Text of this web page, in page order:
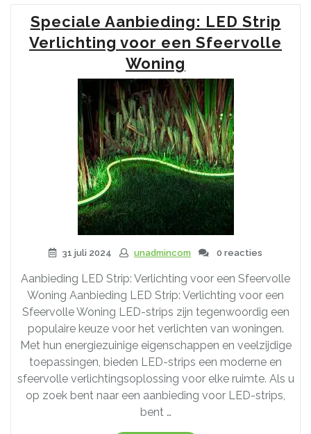
Hue
LED
Strip
voor
Sfeervolle
Verlichting
in
Huis”
Speciale Aanbieding: LED Strip
Verlichting voor een Sfeervolle
Woning
31 juli 2024 unadmincom 0 reacties
Aanbieding LED Strip: Verlichting voor een Sfeervolle
Woning Aanbieding LED Strip: Verlichting voor een
Sfeervolle Woning LED-strips zijn tegenwoordig een
populaire keuze voor het verlichten van woningen.
Met hun energiezuinige eigenschappen en veelzijdige
toepassingen, bieden LED-strips een moderne en
sfeervolle verlichtingsoplossing voor elke ruimte. Als u
op zoek bent naar een aanbieding voor LED-strips,
bent …